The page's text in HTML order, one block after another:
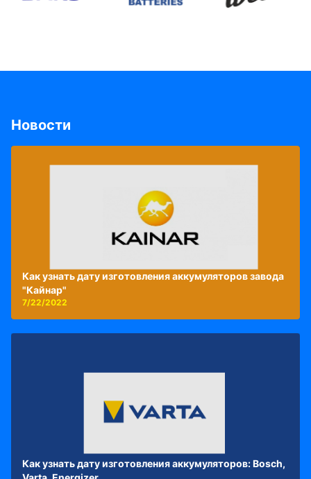
Новости
Как узнать дату изготовления аккумуляторов завода
"Кайнар"
7/22/2022
Как узнать дату изготовления аккумуляторов: Bosch,